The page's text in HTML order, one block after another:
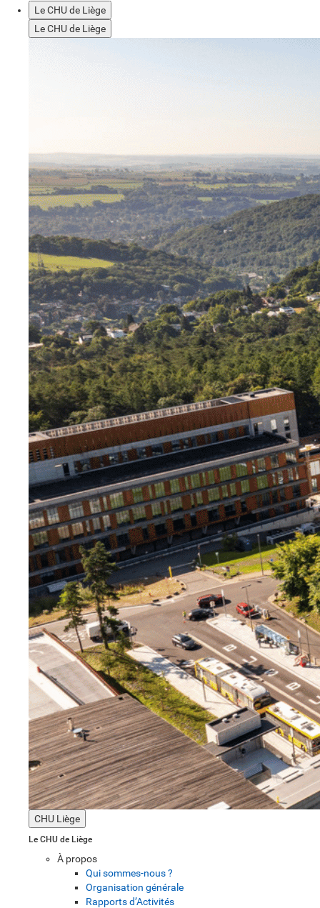
Le CHU de Liège
Le CHU de Liège
CHU Liège
Le CHU de Liège
À propos
Qui sommes-nous ?
Organisation générale
Rapports d’Activités